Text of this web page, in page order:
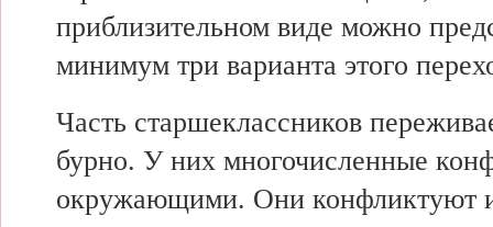
приблизительном виде можно
минимум три варианта этого
Часть старшеклассников
бурно. У них многочисленные
окружающими. Они конфликтуют